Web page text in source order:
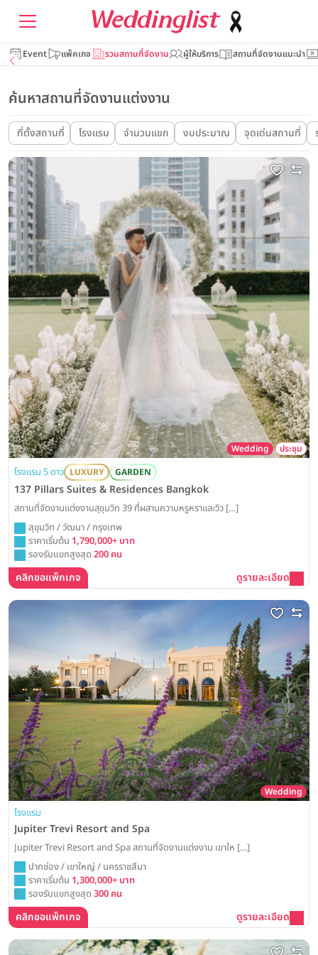
Event แพ็คเกจ รวมสถานที่จัดงาน ผู้ให้บริการ สถานที่จัดงานแนะนำ
ค้นหาสถานที่จัดงานแต่งงาน
ที่ตั้งสถานที่ โรงแรม จำนวนแขก งบประมาณ จุดเด่นสถานที่
Wedding ประชุม
โรงแรม 5 ดาว LUXURY GARDEN
137 Pillars Suites & Residences Bangkok
สถานที่จัดงานแต่งงานสุขุมวิท 39 ที่ผสานความหรูหราและวิว […]
สุขุมวิท / วัฒนา / กรุงเทพ
ราคาเริ่มต้น 1,790,000+ บาท
รองรับแขกสูงสุด 200 คน
คลิกขอแพ็กเกจ ดูรายละเอียด
Wedding
โรงแรม
Jupiter Trevi Resort and Spa
Jupiter Trevi Resort and Spa สถานที่จัดงานแต่งงาน เขาให […]
ปากช่อง / เขาใหญ่ / นครราชสีมา
ราคาเริ่มต้น 1,300,000+ บาท
รองรับแขกสูงสุด 300 คน
คลิกขอแพ็กเกจ ดูรายละเอียด